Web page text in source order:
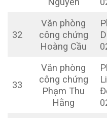
32
Văn phòng
công chứng
Hoàng Cầu
33
Văn phòng
công chứng
Phạm Thu
Hằng